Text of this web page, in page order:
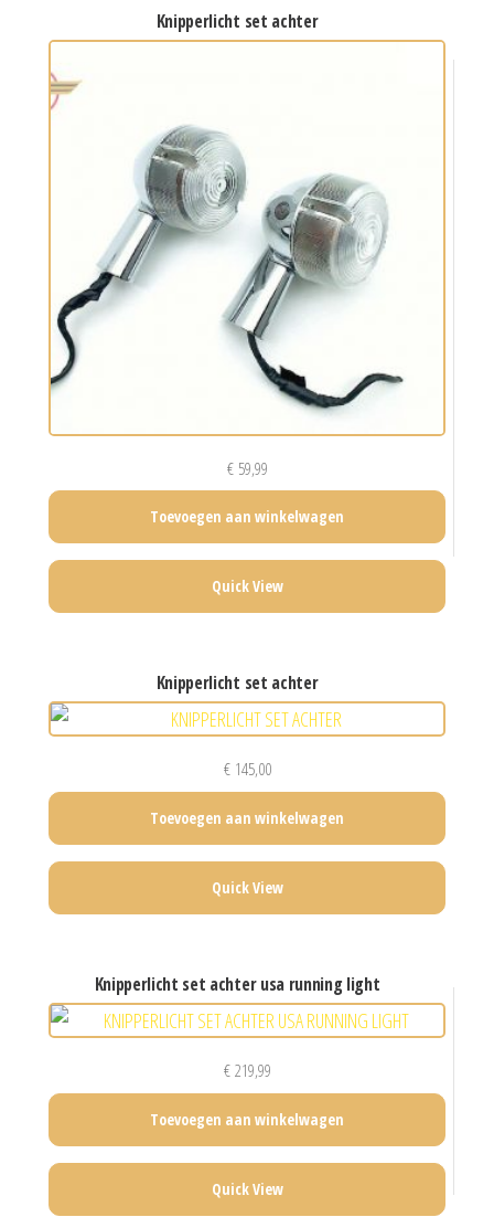
knipperlicht set achter
€59,99
Toevoegen aan winkelwagen
Quick View
knipperlicht set achter
€145,00
Toevoegen aan winkelwagen
Quick View
knipperlicht set achter usa running light
€219,99
Toevoegen aan winkelwagen
Quick View